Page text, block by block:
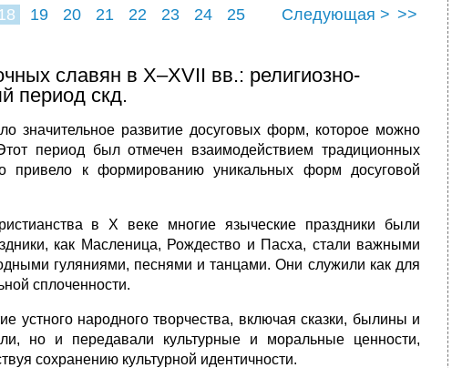
19 20 21 22 23 24
25
Следующая > >>
славян в X–XVII вв.: религиозно-
период скд.
значительное развитие досуговых форм, которое можно
период был отмечен взаимодействием традиционных
привело к формированию уникальных форм досуговой
в X веке многие языческие праздники были
как Масленица, Рождество и Пасха, стали важными
гуляниями, песнями и танцами. Они служили как для
сплоченности.
устного народного творчества, включая сказки, былины и
но и передавали культурные и моральные ценности,
сохранению культурной идентичности.